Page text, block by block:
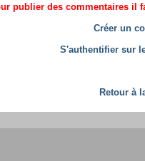
publier des commentaires il
Créer un
S'authentifier sur
Retour à